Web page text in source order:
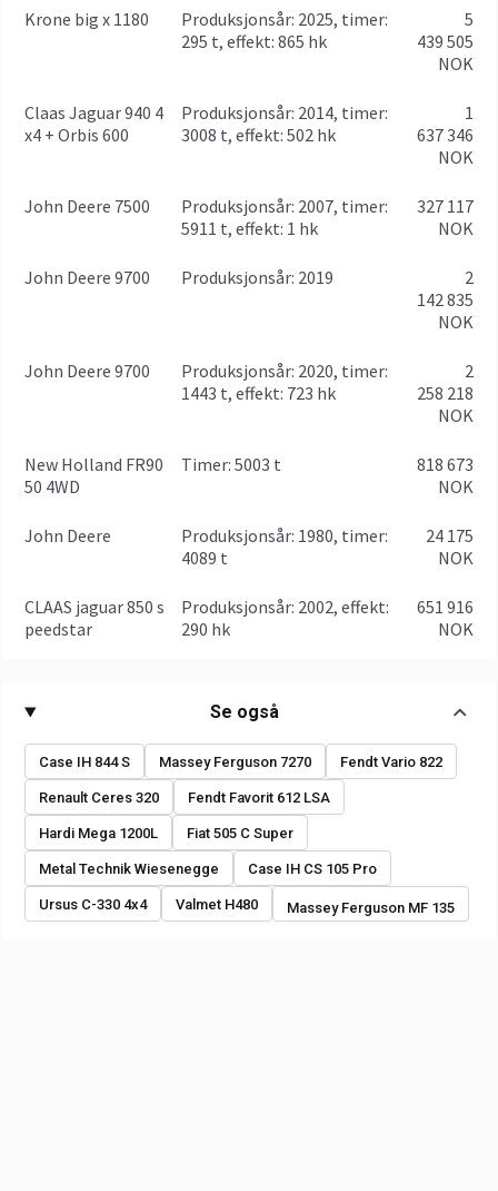
Krone big x 1180
produksjonsår: 2025, timer:
295 t, effekt: 865 hk
5
439 505
NOK
Claas Jaguar 940 4
x4 + Orbis 600
produksjonsår: 2014, timer:
3008 t, effekt: 502 hk
1
637 346
NOK
John Deere 7500
produksjonsår: 2007, timer:
5911 t, effekt: 1 hk
327 117
NOK
John Deere 9700 produksjonsår: 2019
2
142 835
NOK
John Deere 9700
produksjonsår: 2020, timer:
1443 t, effekt: 723 hk
2
258 218
NOK
New Holland FR90
50 4WD
timer: 5003 t
818 673
NOK
John Deere
produksjonsår: 1980, timer:
4089 t
24 175
NOK
CLAAS jaguar 850 s
peedstar
produksjonsår: 2002, effekt:
290 hk
651 916
NOK
Se også
Case IH 844 S Massey Ferguson 7270 Fendt Vario 822
Renault Ceres 320 Fendt Favorit 612 LSA
Hardi Mega 1200L Fiat 505 C Super
Metal Technik Wiesenegge Case IH CS 105 Pro
Ursus C-330 4x4 Valmet H480 Massey Ferguson MF 135